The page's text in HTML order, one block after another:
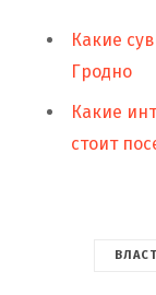
Какие
Гродно
Какие
стоит